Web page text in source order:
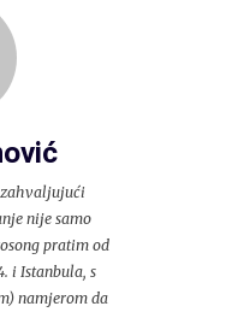
zahvaljujući
nije samo
pratim od
i Istanbula, s
namjerom da